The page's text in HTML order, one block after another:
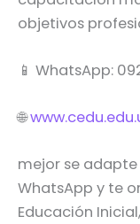
objetivos
📱 WhatsApp:
🌐
mejor se
WhatsApp y te
Educación